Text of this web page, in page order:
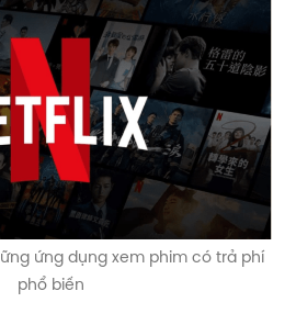
ứng dụng xem phim có trả phí
phổ biến